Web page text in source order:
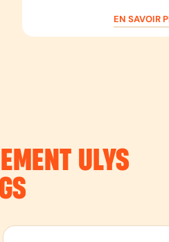
EN SAVOIR
ULYS